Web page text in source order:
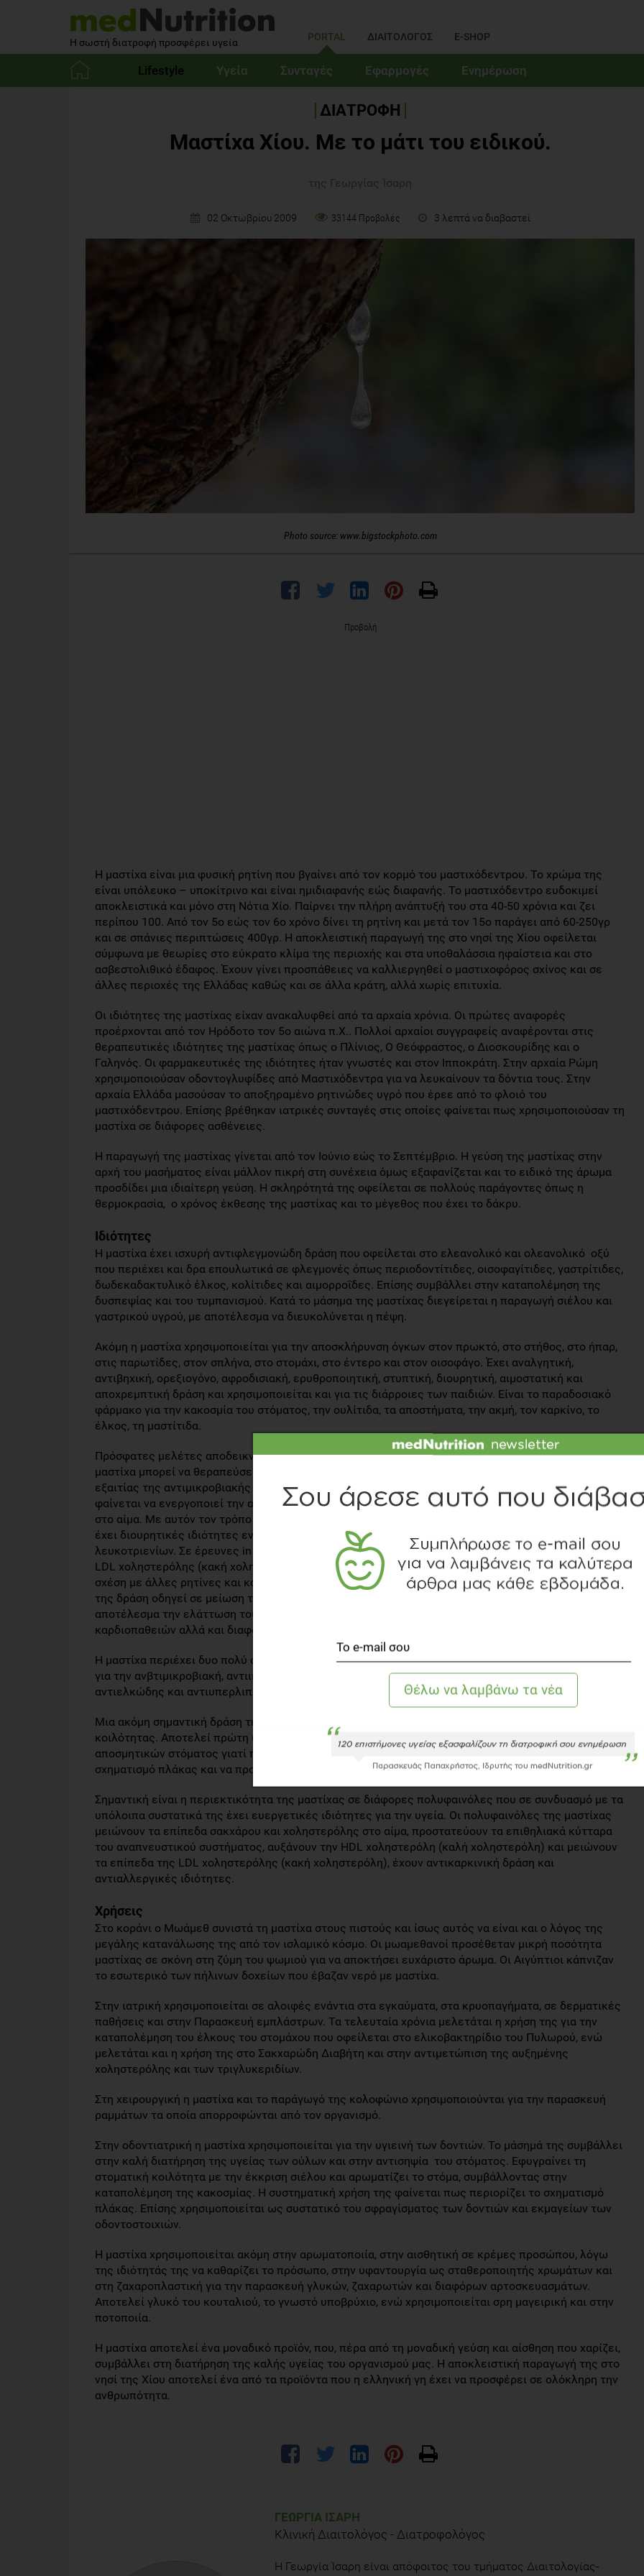
Η σωστή διατροφή προσφέρει υγεία PORTAL ΔΙΑΙΤΟΛΟΓΟΣ E-SHOP
Lifestyle Υγεία Συνταγές Εφαρμογές Ενημέρωση
ΔΙΑΤΡΟΦΗ
Μαστίχα Χίου. Με το μάτι του ειδικού.
της Γεωργίας Ίσαρη
02 Οκτωβρίου 2009 33144 Προβολές 3 λεπτά να διαβαστεί
Photo source: www.bigstockphoto.com
Προβολή
Η μαστίχα είναι μια φυσική ρητίνη που βγαίνει από τον κορμό του μαστιχόδεντρου. Το χρώμα της
είναι υπόλευκο – υποκίτρινο και είναι ημιδιαφανής εώς διαφανής. Το μαστιχόδεντρο ευδοκιμεί
αποκλειστικά και μόνο στη Νότια Χίο. Παίρνει την πλήρη ανάπτυξή του στα 40-50 χρόνια και ζει
περίπου 100. Από τον 5ο εώς τον 6ο χρόνο δίνει τη ρητίνη και μετά τον 15ο παράγει από 60-250γρ
και σε σπάνιες περιπτώσεις 400γρ. Η αποκλειστική παραγωγή της στο νησί της Χίου οφείλεται
σύμφωνα με θεωρίες στο εύκρατο κλίμα της περιοχής και στα υποθαλάσσια ηφαίστεια και στο
ασβεστολιθικό έδαφος. Έχουν γίνει προσπάθειες να καλλιεργηθεί ο μαστιχοφόρος σχίνος και σε
άλλες περιοχές της Ελλάδας καθώς και σε άλλα κράτη, αλλά χωρίς επιτυχία.
Οι ιδιότητες της μαστίχας είχαν ανακαλυφθεί από τα αρχαία χρόνια. Οι πρώτες αναφορές
προέρχονται από τον Ηρόδοτο τον 5ο αιώνα π.Χ.. Πολλοί αρχαίοι συγγραφείς αναφέρονται στις
θεραπευτικές ιδιότητες της μαστίχας όπως ο Πλίνιος, Ο Θεόφραστος, ο Διοσκουρίδης και ο
Γαληνός. Οι φαρμακευτικές της ιδιότητες ήταν γνωστές και στον Ιπποκράτη. Στην αρχαία Ρώμη
χρησιμοποιούσαν οδοντογλυφίδες από Μαστιχόδεντρα για να λευκαίνουν τα δόντια τους. Στην
αρχαία Ελλάδα μασούσαν το αποξηραμένο ρητινώδες υγρό που έρεε από το φλοιό του
μαστιχόδεντρου. Επίσης βρέθηκαν ιατρικές συνταγές στις οποίες φαίνεται πως χρησιμοποιούσαν τη
μαστίχα σε διάφορες ασθένειες.
Η παραγωγή της μαστίχας γίνεται από τον Ιούνιο εώς το Σεπτέμβριο. Η γεύση της μαστίχας στην
αρχή του μασήματος είναι μάλλον πικρή στη συνέχεια όμως εξαφανίζεται και το ειδικό της άρωμα
προσδίδει μια ιδιαίτερη γεύση. Η σκληρότητά της οφείλεται σε πολλούς παράγοντες όπως η
θερμοκρασία, ο χρόνος έκθεσης της μαστίχας και το μέγεθος που έχει το δάκρυ.
Ιδιότητες
Η μαστίχα έχει ισχυρή αντιφλεγμονώδη δράση που οφείλεται στο ελεανολικό και ολεανολικό οξύ
που περιέχει και δρα επουλωτικά σε φλεγμονές όπως περιοδοντίτιδες, οισοφαγίτιδες, γαστρίτιδες,
δωδεκαδακτυλικό έλκος, κολίτιδες και αιμορροΐδες. Επίσης συμβάλλει στην καταπολέμηση της
δυσπεψίας και του τυμπανισμού. Κατά το μάσημα της μαστίχας διεγείρεται η παραγωγή σιέλου και
γαστρικού υγρού, με αποτέλεσμα να διευκολύνεται η πέψη.
Ακόμη η μαστίχα χρησιμοποιείται για την αποσκλήρυνση όγκων στον πρωκτό, στο στήθος, στο ήπαρ,
στις παρωτίδες, στον σπλήνα, στο στομάχι, στο έντερο και στον οισοφάγο. Έχει αναλγητική,
αντιβηχική, ορεξιογόνο, αφροδισιακή, ερυθροποιητική, στυπτική, διουρητική, αιμοστατική και
αποχρεμπτική δράση και χρησιμοποιείται και για τις διάρροιες των παιδιών. Είναι το παραδοσιακό
φάρμακο για την κακοσμία του στόματος, την ουλίτιδα, τα αποστήματα, την ακμή, τον καρκίνο, το
έλκος, τη μαστίτιδα.
Πρόσφατες μελέτες αποδεικνύουν πως ακόμη και σε μικρή ποσότητα (1mg για 2 εβδομάδες) η
μαστίχα μπορεί να θεραπεύσει το πεπτικό έλκος που οφείλεται στο βακτηρίδιο Helicobacter Pylori,
εξαιτίας της αντιμικροβιακής της δράσης. Σημαντική είναι και η επίδρασή της στο ήπαρ όπου
φαίνεται να ενεργοποιεί την απορρόφηση της χοληστερόλης , μειώνοντας έτσι τη συγκέντρωσή της
στο αίμα. Με αυτόν τον τρόπο μειώνεται ο κίνδυνος καρδιαγγειακών παθήσεων. Ακόμη η μαστίχα
έχει διουρητικές ιδιότητες ενώ αναφέρεται και η δράση της στην αναστολή της σύνθεσης των
λευκοτριενίων. Σε έρευνες in vitro έχει αποδειχθεί πως η μαστίχα αναστέλλει την οξείδωση της
LDL χοληστερόλης (κακή χοληστερόλη), ενώ παρουσιάζει τη μεγαλύτερη αντιοξειδωτική δράση σε
σχέση με άλλες ρητίνες και κόμμεα, προστατεύοντας το καρδιαγγειακό σύστημα. Η αντιοξειδωτική
της δράση οδηγεί σε μείωση των επιπέδων της χοληστερόλης που εναποτίθενται στους ιστούς, με
αποτέλεσμα την ελάττωση του ρυθμού αθηρογένεσης και μείωσης του κινδύνου εμφάνισης
καρδιοπαθειών αλλά και διαφόρων μορφών καρκίνου.
Η μαστίχα περιέχει δυο πολύ σημαντικά οξέα, το ουρσολικό και ολεανολικό, τα οποία είναι υπεύθυνα
για την ανβτιμικροβιακή, αντιική αντικαρκινική, ηπατοπροστατευτική, αντιφλεγμονώδης,
αντιελκώδης και αντιυπερλιπιδαιμική της δράση.
Μια ακόμη σημαντική δράση της μαστίχας είναι η χρήση της στην υγιεινή της στοματικής
κοιλότητας. Αποτελεί πρώτη ύλη για την παρασκευή οδοντόκρεμας, διαλυμάτων πλύσης και
αποσμητικών στόματος γιατί προσφέρει καθαρή αναπνοή, ενώ φαίνεται να δρα ενάντια στο
σχηματισμό πλάκας και να προστατεύει τη στοματική κοιλότητα.
Σημαντική είναι η περιεκτικότητα της μαστίχας σε διάφορες πολυφαινόλες που σε συνδυασμό με τα
υπόλοιπα συστατικά της έχει ευεργετικές ιδιότητες για την υγεία. Οι πολυφαινόλες της μαστίχας
μειώνουν τα επίπεδα σακχάρου και χοληστερόλης στο αίμα, προστατεύουν τα επιθηλιακά κύτταρα
του αναπνευστικού συστήματος, αυξάνουν την HDL χοληστερόλη (καλή χοληστερόλη) και μειώνουν
τα επίπεδα της LDL χοληστερόλης (κακή χοληστερόλη), έχουν αντικαρκινική δράση και
αντιαλλεργικές ιδιότητες.
Χρήσεις
Στο κοράνι ο Μωάμεθ συνιστά τη μαστίχα στους πιστούς και ίσως αυτός να είναι και ο λόγος της
μεγάλης κατανάλωσης της από τον ισλαμικό κόσμο. Οι μωαμεθανοί προσέθεταν μικρή ποσότητα
μαστίχας σε σκόνη στη ζύμη του ψωμιού για να αποκτήσει ευχάριστο άρωμα. Οι Αιγύπτιοι κάπνιζαν
το εσωτερικό των πήλινων δοχείων που έβαζαν νερό με μαστίχα.
Στην ιατρική χρησιμοποιείται σε αλοιφές ενάντια στα εγκαύματα, στα κρυοπαγήματα, σε δερματικές
παθήσεις και στην Παρασκευή εμπλάστρων. Τα τελευταία χρόνια μελετάται η χρήση της για την
καταπολέμηση του έλκους του στομάχου που οφείλεται στο ελικοβακτηρίδιο του Πυλωρού, ενώ
μελετάται και η χρήση της στο Σακχαρώδη Διαβήτη και στην αντιμετώπιση της αυξημένης
χοληστερόλης και των τριγλυκεριδίων.
Στη χειρουργική η μαστίχα και το παράγωγό της κολοφώνιο χρησιμοποιούνται για την παρασκευή
ραμμάτων τα οποία απορροφώνται από τον οργανισμό.
Στην οδοντιατρική η μαστίχα χρησιμοποιείται για την υγιεινή των δοντιών. Το μάσημά της συμβάλλει
στην καλή διατήρηση της υγείας των ούλων και στην αντισηψία του στόματος. Εφυγραίνει τη
στοματική κοιλότητα με την έκκριση σιέλου και αρωματίζει το στόμα, συμβάλλοντας στην
καταπολέμηση της κακοσμίας. Η συστηματική χρήση της φαίνεται πως περιορίζει το σχηματισμό
πλάκας. Επίσης χρησιμοποιείται ως συστατικό του σφραγίσματος των δοντιών και εκμαγείων των
οδοντοστοιχιών.
Η μαστίχα χρησιμοποιείται ακόμη στην αρωματοποιία, στην αισθητική σε κρέμες προσώπου, λόγω
της ιδιότητάς της να καθαρίζει το πρόσωπο, στην υφαντουργία ως σταθεροποιητής χρωμάτων και
στη ζαχαροπλαστική για την παρασκευή γλυκών, ζαχαρωτών και διαφόρων αρτοσκευασμάτων.
Αποτελεί γλυκό του κουταλιού, το γνωστό υποβρύχιο, ενώ χρησιμοποιείται σρη μαγειρική και στην
ποτοποιία.
Η μαστίχα αποτελεί ένα μοναδικό προϊόν, που, πέρα από τη μοναδική γεύση και αίσθηση που χαρίζει,
συμβάλλει στη διατήρηση της καλής υγείας του οργανισμού μας. Η αποκλειστική παραγωγή της στο
νησί της Χίου αποτελεί ένα από τα προϊόντα που η ελληνική γη έχει να προσφέρει σε ολόκληρη την
ανθρωπότητα.
ΓΕΩΡΓΊΑ ΊΣΑΡΗ
Κλινική Διαιτολόγος - Διατροφολόγος
Η Γεωργία Ίσαρη είναι απόφοιτος του τμήματος Διαιτολογίας-